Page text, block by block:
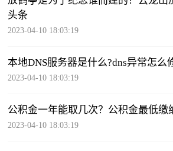
头条
2023-04-10 18:03:19
本地DNS服务器是什么?dns异常怎么
2023-04-10 18:03:19
公积金一年能取几次？公积金最低缴
2023-04-10 18:03:19